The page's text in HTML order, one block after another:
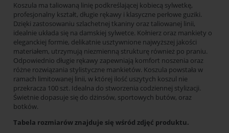
Koszula ma taliowaną linię podkreślającej kobiecą sylwetkę,
profesjonalny kształt, długie rękawy i klasyczne perłowe guziki.
Dzięki zastosowaniu szlachetnej tkaniny oraz taliowanej linii,
idealnie układa się na damskiej sylwetce. Kołnierz oraz mankiety o
eleganckiej formie­, delikatnie usztywnione najwyższej jakości
materiałem, utrzymują niezmienną strukturę również po praniu.
Odpowiednio długie rękawy zapewniają komfort noszenia oraz
różne rozwiązania stylistyczne mankietów. Koszula powstała w
ramach limitowanej linii, w której ilość uszytych koszul nie
przekracza 100 szt. Idealna do stworzenia codziennej stylizacji.
Świetnie dopasuje się do dżinsów, sportowych butów, oraz
botków.
Tabela rozmiarów znajduje się wśród zdjęć produktu.